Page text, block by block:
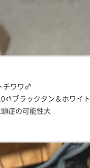
チワワ♂
ブラックタン＆ホワイト
症の可能性大